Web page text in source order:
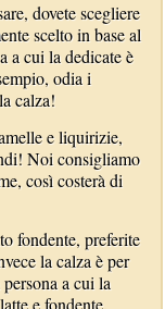
dovete scegliere
scelto in base al
a cui la dedicate è
odia i
calza!
e liquirizie,
Noi consigliamo
così costerà di
fondente, preferite
la calza è per
a cui la
e fondente.